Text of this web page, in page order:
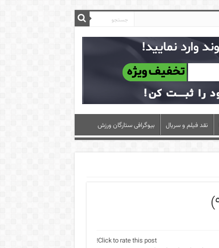
نقد فیلم و سریال بیوگرافی ستارگان ورزش
Click to rate this post!